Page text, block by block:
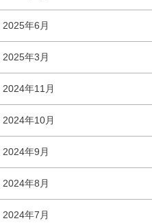
2025年6月
2025年3月
2024年11月
2024年10月
2024年9月
2024年8月
2024年7月